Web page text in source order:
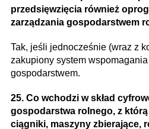
przedsięwzięcia również
zarządzania gospodarstwem
Tak, jeśli jednocześnie (wraz z
zakupiony system
gospodarstwem.
25. Co wchodzi w skład
gospodarstwa rolnego, z
ciągniki, maszyny zbierające,